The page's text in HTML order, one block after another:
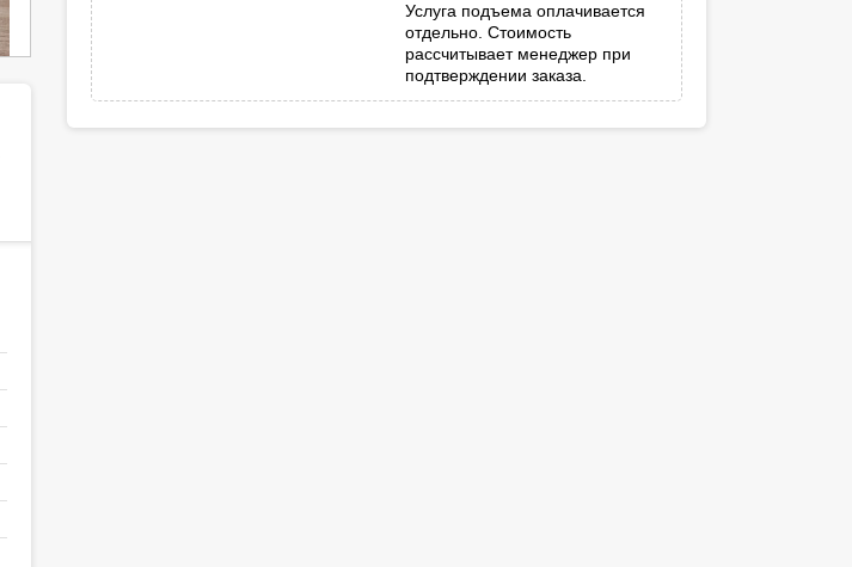
Услуга подъема оплачивается
отдельно. Стоимость
рассчитывает менеджер при
подтверждении заказа.